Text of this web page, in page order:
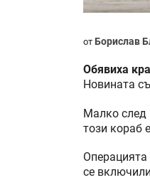
от Борислав
Обявиха
Новината
Малко след
този кораб
се